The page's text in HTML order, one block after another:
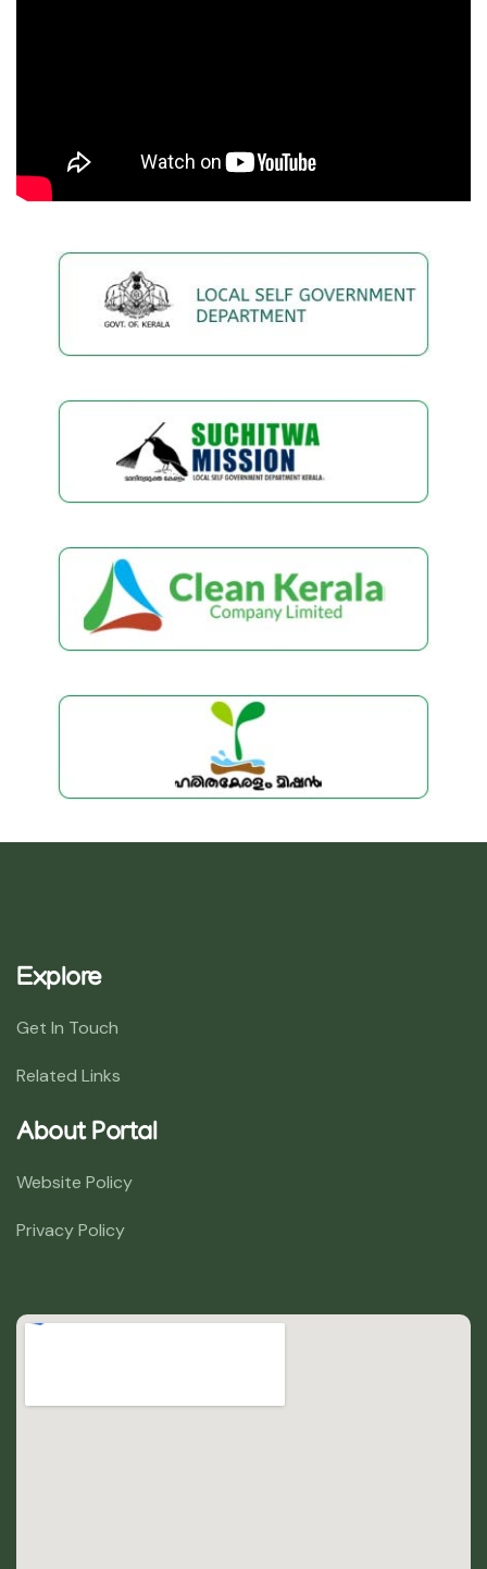
Explore
Get In Touch
Related Links
About Portal
Website Policy
Privacy Policy